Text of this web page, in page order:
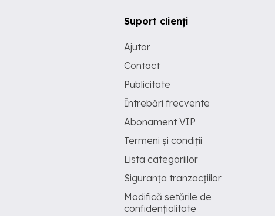
Suport clienți
Ajutor
Contact
Publicitate
Întrebări frecvente
Abonament VIP
Termeni și condiții
Lista categoriilor
Siguranța tranzacțiilor
Modifică setările de
confidențialitate